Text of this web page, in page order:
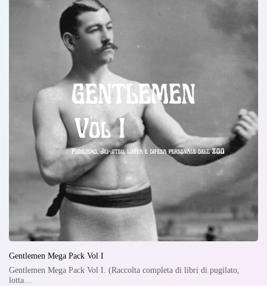
Gentlemen Mega Pack Vol I
Gentlemen Mega Pack Vol I. (Raccolta completa di libri di pugilato,
lotta…